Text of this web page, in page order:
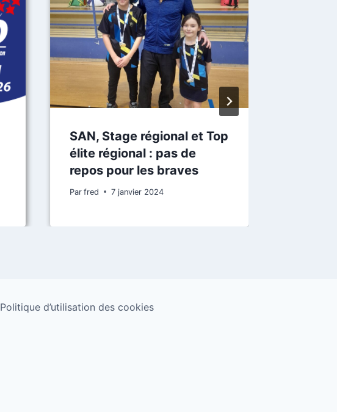
SAN, Stage régional et Top
élite régional : pas de
repos pour les braves
Par fred 7 janvier 2024
Politique d’utilisation des cookies